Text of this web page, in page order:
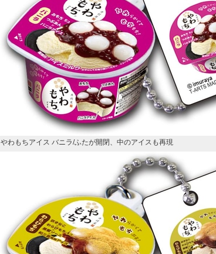
やわもちアイス バニラ/ふたが開閉、中のアイスも再現